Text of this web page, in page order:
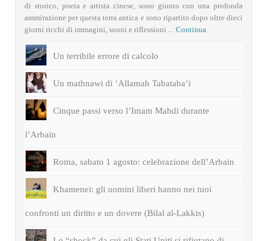
di storico, poeta e artista cinese, sono giunto con una profonda
ammirazione per questa terra antica e sono ripartito dopo oltre dieci
giorni ricchi di immagini, suoni e riflessioni ...
Continua
Un terribile errore di calcolo
Un mathnawi di ‘Allamah Tabataba’i
Cinque passi verso l’Imam Mahdi durante
l’Arbain
Roma, sabato 1 agosto: celebrazione dell’Arbain
Khamenei: gli uomini liberi hanno nei tuoi
confronti un diritto e un dovere (Bilal al-Lakkis)